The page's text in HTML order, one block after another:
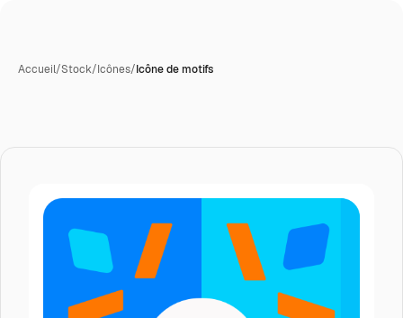
Accueil/Stock/Icônes/Icône de motifs